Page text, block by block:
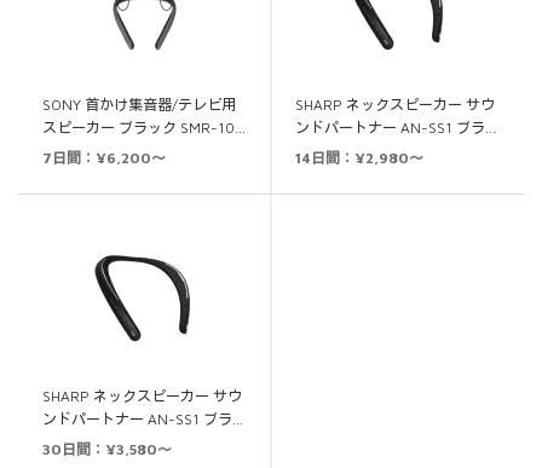
SONY 首かけ集音器/テレビ用
スピーカー ブラック SMR-10…
7日間：¥6,200～
SHARP ネックスピーカー サウ
ンドパートナー AN-SS1 ブラ…
14日間：¥2,980～
SHARP ネックスピーカー サウ
ンドパートナー AN-SS1 ブラ…
30日間：¥3,580～